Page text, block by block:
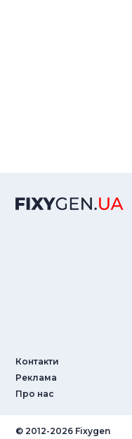
Контакти
Реклама
Про нас
© ‎2012-2026 Fixygen